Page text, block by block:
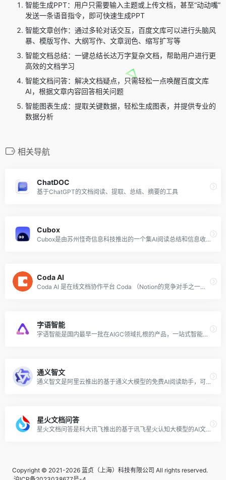
智能生成PPT：用户只需要输入主题或上传文档，甚至“动动嘴”
发送一条语音指令，即可快速生成PPT
智能文章创作：通过多轮对话交互，百度文库可以进行头脑风
暴、模版写作、大纲写作、文章润色、缩写扩写等
智能文档总结：一键总结长达万字复杂文档，帮助用户进行更
高效的文档学习
智能文档问答：解决文档疑点，只需轻松一点唤醒百度文库
AI，根据文章内容回答相关问题
智能图表生成：提取关键数据，轻松生成图表，并提供专业的
数据分析
相关导航
ChatDOC
基于ChatGPT的文档阅读、提取、总结、摘要的工具
Cubox
Cubox是由苏州怪奇信息科技推出的一个集AI阅读总结和信息收集管理于一体的效率工具，用户可将其作为个人阅读、学习和研究的助手。Cubox旨在将人工智能与阅读工具相结合帮助用户更高效地处理信息，提高阅读质量，同时节省时间。其目标是成为用户的“第二大脑”，在信息爆炸的时代中，帮助用户筛选有价值的内容，提升个人知识管理能力。
Coda AI
Coda AI 是在线文档协作平台 Coda （Notion的竞争对手之一）推出的 AI 写作和文档助手，类似于 Notion AI，该 AI 助手可以起草文章内容、生成表格、查找信息、分析数据、会议纪要总结等，以帮助用户自动化工作流程，提高办公效率。
字语智能
字语智能是国内最早一批在AIGC领域扎根的产品，一站式智能Office内容创作平台，可以快速生成文章、报告、新媒体爆文、种草文等各类办公场景办公文案。
通义智文
通义智文是阿里云推出的基于通义大模型的免费AI阅读助手，可智能阅读网页、论文、图书和文档，帮助用户在更短的时间内精读文章内容，获取提要和概述，快速掌握要点，提高阅读效率。同时支持自由提问，可解答用户关于文章的问题或其他不解之处。
星火文档问答
星火文档问答是科大讯飞推出的基于讯飞星火认知大模型的AI文档问答和知识库方案，提供Al分析、阅读、问答工具，可帮助用户高效检索文档信息，准确回答专业问题，让大模型助你高效解读文档内容。
Copyright © 2021-2026 蓝贞（上海）科技有限公司 All rights reserved.